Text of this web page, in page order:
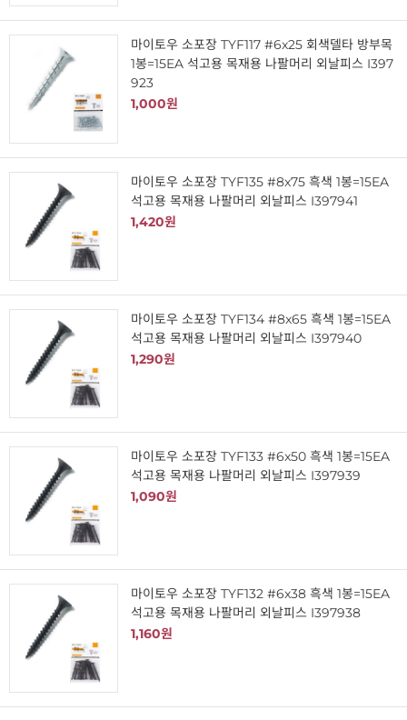
마이토우 소포장 TYF117 #6x25 회색델타 방부목
1봉=15EA 석고용 목재용 나팔머리 외날피스 I397
923
1,000원
마이토우 소포장 TYF135 #8x75 흑색 1봉=15EA
석고용 목재용 나팔머리 외날피스 I397941
1,420원
마이토우 소포장 TYF134 #8x65 흑색 1봉=15EA
석고용 목재용 나팔머리 외날피스 I397940
1,290원
마이토우 소포장 TYF133 #6x50 흑색 1봉=15EA
석고용 목재용 나팔머리 외날피스 I397939
1,090원
마이토우 소포장 TYF132 #6x38 흑색 1봉=15EA
석고용 목재용 나팔머리 외날피스 I397938
1,160원